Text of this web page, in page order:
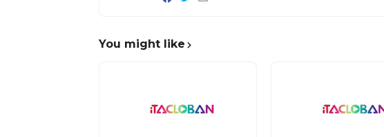
You might like